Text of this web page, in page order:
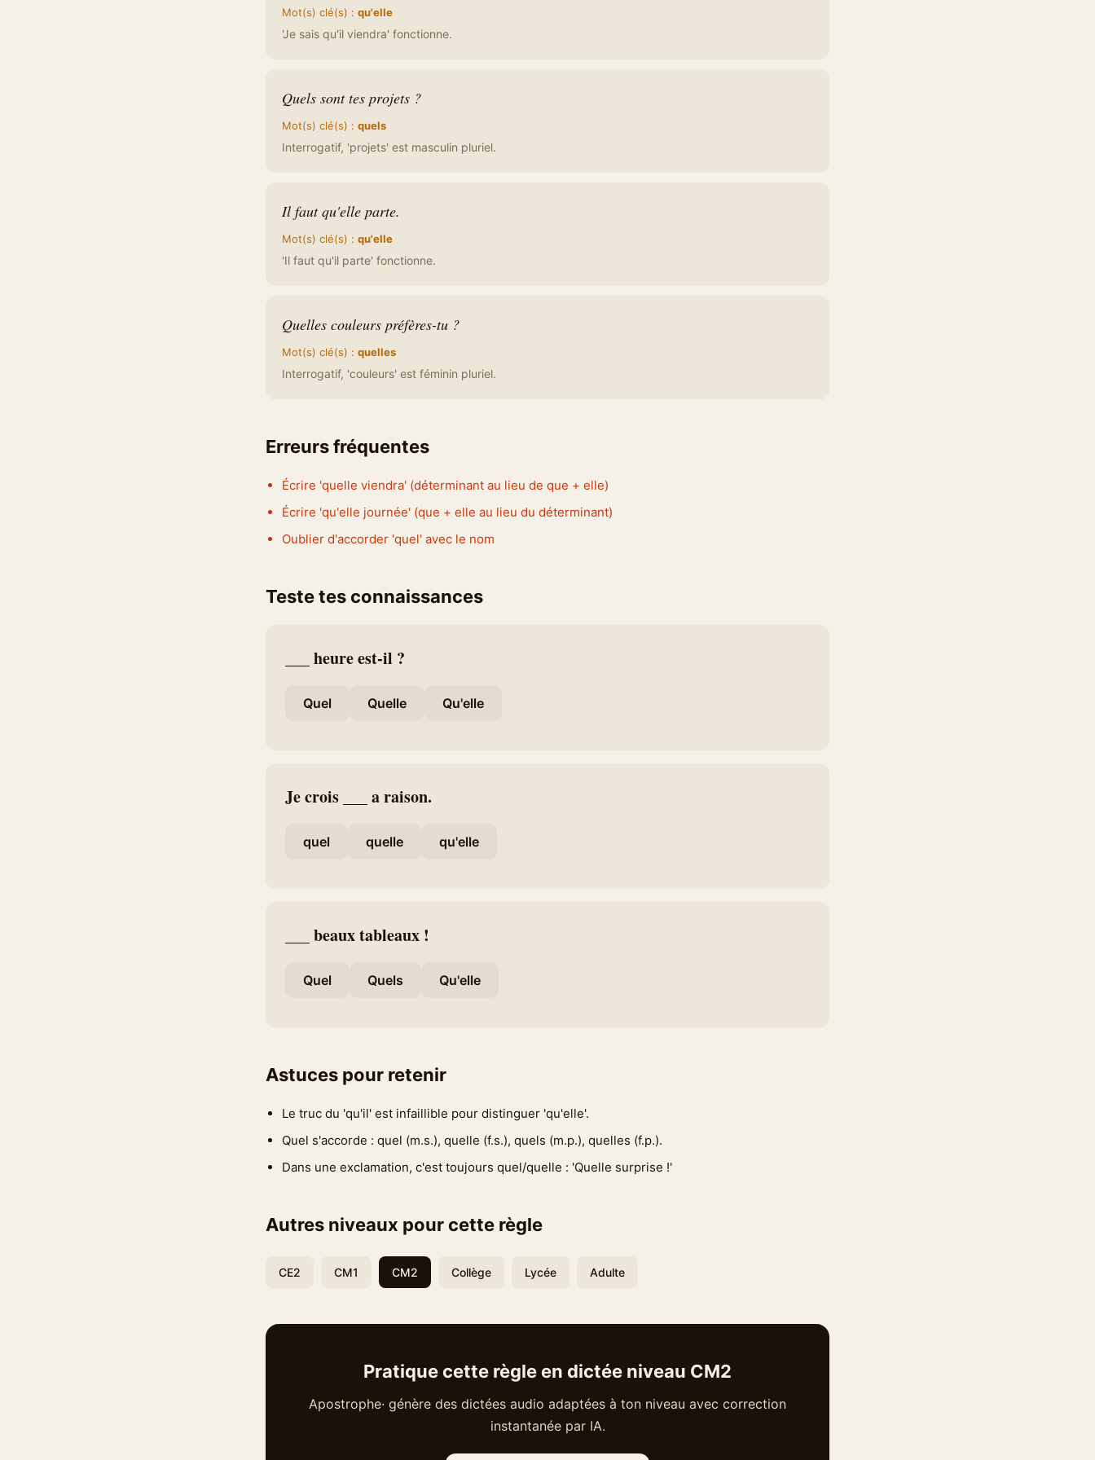
Mot(s) clé(s) : qu'elle
'Je sais qu'il viendra' fonctionne.
Quels sont tes projets ?
Mot(s) clé(s) : quels
Interrogatif, 'projets' est masculin pluriel.
Il faut qu'elle parte.
Mot(s) clé(s) : qu'elle
'Il faut qu'il parte' fonctionne.
Quelles couleurs préfères-tu ?
Mot(s) clé(s) : quelles
Interrogatif, 'couleurs' est féminin pluriel.
Erreurs fréquentes
Écrire 'quelle viendra' (déterminant au lieu de que + elle)
Écrire 'qu'elle journée' (que + elle au lieu du déterminant)
Oublier d'accorder 'quel' avec le nom
Teste tes connaissances
___ heure est-il ?
Quel Quelle Qu'elle
Je crois ___ a raison.
quel quelle qu'elle
___ beaux tableaux !
Quel Quels Qu'elle
Astuces pour retenir
Le truc du 'qu'il' est infaillible pour distinguer 'qu'elle'.
Quel s'accorde : quel (m.s.), quelle (f.s.), quels (m.p.), quelles (f.p.).
Dans une exclamation, c'est toujours quel/quelle : 'Quelle surprise !'
Autres niveaux pour cette règle
CE2 CM1 CM2 Collège Lycée Adulte
Pratique cette règle en dictée niveau CM2
Apostrophe· génère des dictées audio adaptées à ton niveau avec correction
instantanée par IA.